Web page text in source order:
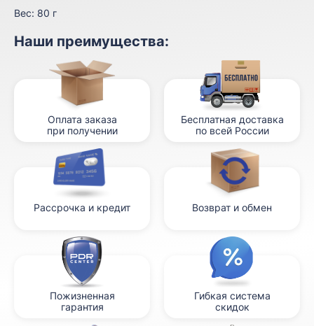
Вес: 80 г
Наши преимущества:
Оплата заказа
при получении
Бесплатная доставка
по всей России
Рассрочка и кредит Возврат и обмен
Пожизненная
гарантия
Гибкая система
скидок